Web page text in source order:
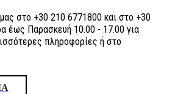
μας στο +30 210 6771800 και στο +30
έως Παρασκευή 10.00 - 17.00 για
πληροφορίες ή στο